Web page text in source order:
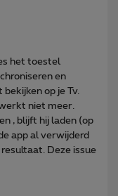
het toestel
en
op je Tv.
niet meer.
, blijft hij laden (op
app al verwijderd
Deze issue